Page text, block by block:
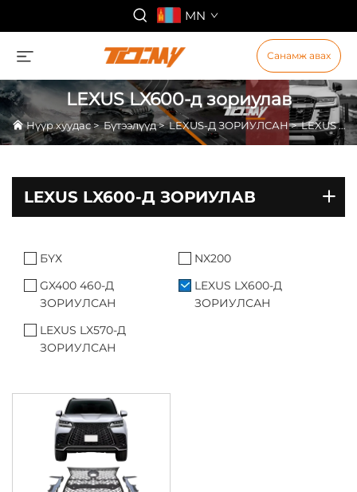
MN
Санамж авах
LEXUS LX600-д зориулав
Нүүр хуудас>Бүтээлүүд>LEXUS-Д ЗОРИУЛСАН>LEXUS LX600-д зориулав
LEXUS LX600-Д ЗОРИУЛАВ
БҮХ
NX200
GX400 460-Д
ЗОРИУЛСАН
LEXUS LX600-Д
ЗОРИУЛСАН
LEXUS LX570-Д
ЗОРИУЛСАН